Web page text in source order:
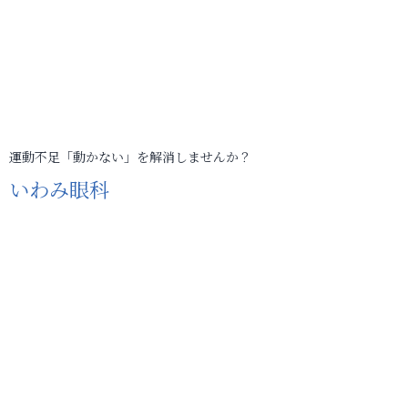
運動不足「動かない」を解消しませんか？
いわみ眼科